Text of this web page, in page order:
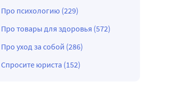
Про психологию (229)
Про товары для здоровья (572)
Про уход за собой (286)
Спросите юриста (152)